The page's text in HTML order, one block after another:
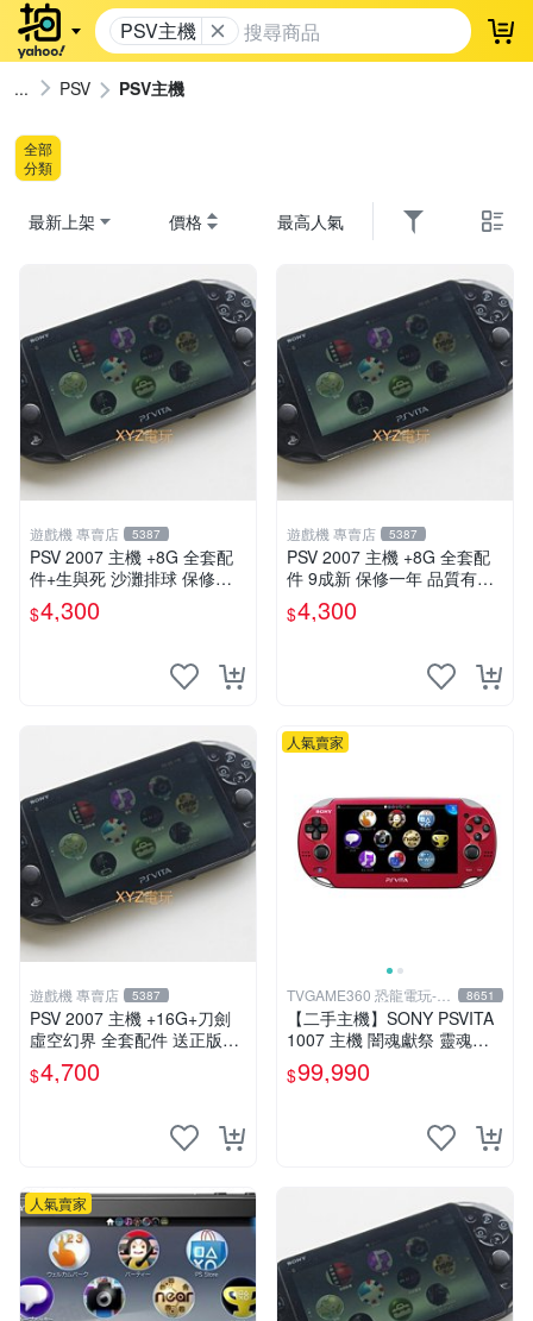
PSV主機 登
PSV PSV主機
全部
分類
最新上架 價格 最高人氣
遊戲機 專賣店 5387
PSV 2007 主機 +8G 全套配
件+生與死 沙灘排球 保修一
年 品質有保障
$4,300
遊戲機 專賣店 5387
PSV 2007 主機 +8G 全套配
件 9成新 保修一年 品質有保
$4,300
遊戲機 專賣店 5387
PSV 2007 主機 +16G+刀劍
虛空幻界 全套配件 送正版遊
$4,700
人氣賣家
TVGAME360 恐龍電玩-台
中店
8651
【二手主機】SONY PSVITA
1007 主機 闇魂獻祭 靈魂祭
品 附充電器 USB傳輸線 PS
VITA PSV
$99,990
人氣賣家